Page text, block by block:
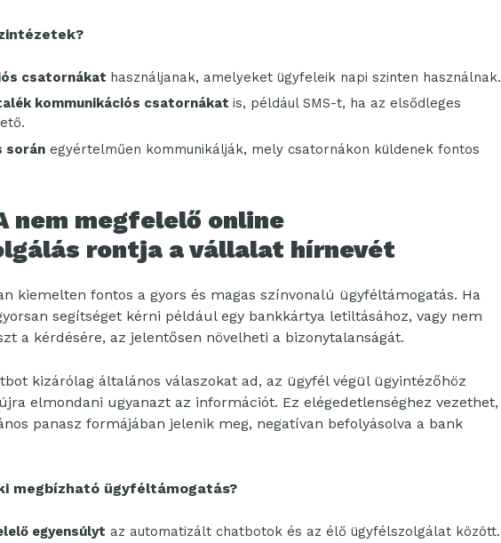
csatornákat használjanak, amelyeket ügyfeleik napi szinten használnak.
kommunikációs csatornákat is, például SMS-t, ha az elsődleges
során egyértelműen kommunikálják, mely csatornákon küldenek fontos
nem megfelelő online
rontja a vállalat hírnevét
kiemelten fontos a gyors és magas színvonalú ügyféltámogatás. Ha
segítséget kérni például egy bankkártya letiltásához, vagy nem
a kérdésére, az jelentősen növelheti a bizonytalanságát.
kizárólag általános válaszokat ad, az ügyfél végül ügyintézőhöz
elmondani ugyanazt az információt. Ez elégedetlenséghez vezethet,
panasz formájában jelenik meg, negatívan befolyásolva a bank
megbízható ügyféltámogatás?
egyensúlyt az automatizált chatbotok és az élő ügyfélszolgálat között.